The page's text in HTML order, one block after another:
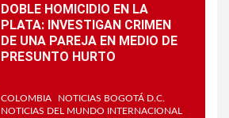
DOBLE HOMICIDIO EN LA
PLATA: INVESTIGAN CRIMEN
DE UNA PAREJA EN MEDIO DE
PRESUNTO HURTO
COLOMBIA
NOTICIAS BOGOTÁ D.C.
NOTICIAS DEL MUNDO INTERNACIONAL